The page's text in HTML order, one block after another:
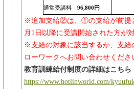
通常受講料 96,800円
※追加支給②は、①の支給が前提
月1日以降に受講開始された方が
※支給の対象に該当するか、支給
ローワークへお問い合わせくださ
教育訓練給付制度の詳細はこちら
https://www.hotlinworld.com/